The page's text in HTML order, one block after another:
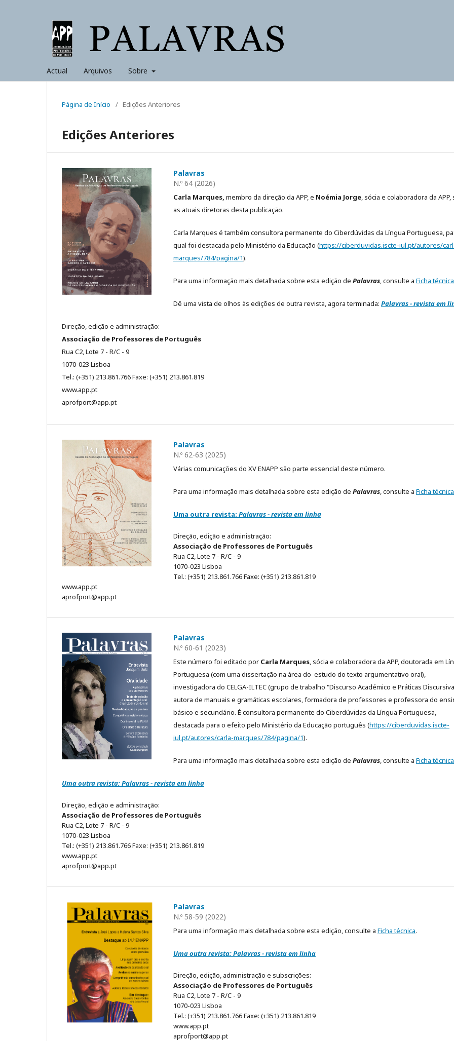
Actual Arquivos Sobre
Página de Início / Edições Anteriores
Edições Anteriores
Palavras
N.º 64 (2026)
Carla Marques, membro da direção da APP, e Noémia Jorge, sócia e colaboradora da APP,
as atuais diretoras desta publicação.
Carla Marques é também consultora permanente do Ciberdúvidas da Língua Portuguesa,
qual foi destacada pelo Ministério da Educação (https://ciberduvidas.iscte-iul.pt/autores/
marques/784/pagina/1).
Para uma informação mais detalhada sobre esta edição de Palavras, consulte a Ficha técnica
Dê uma vista de olhos às edições de outra revista, agora terminada: Palavras - revista em
Direção, edição e administração:
Associação de Professores de Português
Rua C2, Lote 7 - R/C - 9
1070-023 Lisboa
Tel.: (+351) 213.861.766 Faxe: (+351) 213.861.819
www.app.pt
aprofport@app.pt
Palavras
N.º 62-63 (2025)
Várias comunicações do XV ENAPP são parte essencial deste número.
Para uma informação mais detalhada sobre esta edição de Palavras, consulte a Ficha técnica
Uma outra revista: Palavras - revista em linha
Direção, edição e administração:
Associação de Professores de Português
Rua C2, Lote 7 - R/C - 9
1070-023 Lisboa
Tel.: (+351) 213.861.766 Faxe: (+351) 213.861.819
www.app.pt
aprofport@app.pt
Palavras
N.º 60-61 (2023)
Este número foi editado por Carla Marques, sócia e colaboradora da APP, doutorada em
Portuguesa (com uma dissertação na área do estudo do texto argumentativo oral),
investigadora do CELGA-ILTEC (grupo de trabalho "Discurso Académico e Práticas
autora de manuais e gramáticas escolares, formadora de professores e professora do
básico e secundário. É consultora permanente do Ciberdúvidas da Língua Portuguesa,
destacada para o efeito pelo Ministério da Educação português (https://ciberduvidas.iscte-
iul.pt/autores/carla-marques/784/pagina/1).
Para uma informação mais detalhada sobre esta edição de Palavras, consulte a Ficha técnica
Uma outra revista: Palavras - revista em linha
Direção, edição e administração:
Associação de Professores de Português
Rua C2, Lote 7 - R/C - 9
1070-023 Lisboa
Tel.: (+351) 213.861.766 Faxe: (+351) 213.861.819
www.app.pt
aprofport@app.pt
Palavras
N.º 58-59 (2022)
Para uma informação mais detalhada sobre esta edição, consulte a Ficha técnica.
Uma outra revista: Palavras - revista em linha
Direção, edição, administração e subscrições:
Associação de Professores de Português
Rua C2, Lote 7 - R/C - 9
1070-023 Lisboa
Tel.: (+351) 213.861.766 Faxe: (+351) 213.861.819
www.app.pt
aprofport@app.pt